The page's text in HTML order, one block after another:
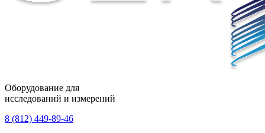
Оборудование для
исследований и измерений
8 (812) 449-89-46